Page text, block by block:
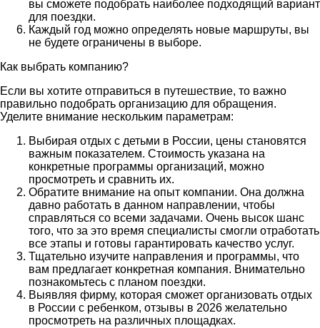
вы сможете подобрать наиболее подходящий вариант
для поездки.
Каждый год можно определять новые маршруты, вы
не будете ограничены в выборе.
Как выбрать компанию?
Если вы хотите отправиться в путешествие, то важно
правильно подобрать организацию для обращения.
Уделите внимание нескольким параметрам:
Выбирая отдых с детьми в России, цены становятся
важным показателем. Стоимость указана на
конкретные программы организаций, можно
просмотреть и сравнить их.
Обратите внимание на опыт компании. Она должна
давно работать в данном направлении, чтобы
справляться со всеми задачами. Очень высок шанс
того, что за это время специалисты смогли отработать
все этапы и готовы гарантировать качество услуг.
Тщательно изучите направления и программы, что
вам предлагает конкретная компания. Внимательно
познакомьтесь с планом поездки.
Выявляя фирму, которая сможет организовать отдых
в России с ребенком, отзывы в 2026 желательно
просмотреть на различных площадках.